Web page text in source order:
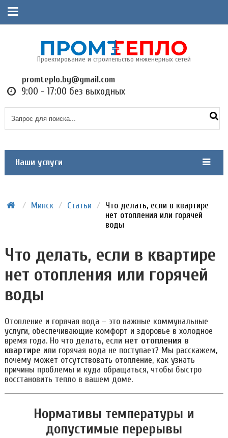
Проектирование и строительство инженерных сетей
promteplo.by@gmail.com
9:00 - 17:00 без выходных
Наши услуги
/ Минск / Статьи / Что делать, если в квартире
нет отопления или горячей
воды
Что делать, если в квартире
нет отопления или горячей
воды
Отопление и горячая вода – это важные коммунальные
услуги, обеспечивающие комфорт и здоровье в холодное
время года. Но что делать, если нет отопления в
квартире или горячая вода не поступает? Мы расскажем,
почему может отсутствовать отопление, как узнать
причины проблемы и куда обращаться, чтобы быстро
восстановить тепло в вашем доме.
Нормативы температуры и
допустимые перерывы